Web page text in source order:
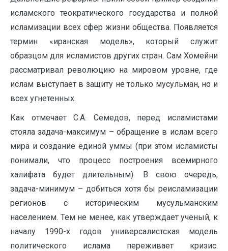
исламского теократического государства и полной
исламизации всех сфер жизни общества. Появляется
термин «иранская модель», который служит
образцом для исламистов других стран. Сам Хомейни
рассматривал революцию на мировом уровне, где
ислам выступает в защиту не только мусульман, но и
всех угнетенных.
Как отмечает С.А. Семедов, перед исламистами
стояла задача-максимум – обращение в ислам всего
мира и создание единой уммы (при этом исламисты
понимали, что процесс построения всемирного
халифата будет длительным). В свою очередь,
задача-минимум – добиться хотя бы реисламизации
регионов с историческим мусульманским
населением. Тем не менее, как утверждает ученый, к
началу 1990-х годов универсалистская модель
политического ислама переживает кризис.